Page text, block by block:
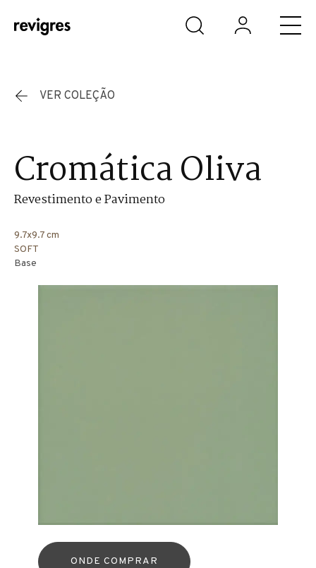
Saltar para o conteúdo principal
VER COLEÇÃO
Cromática Oliva
Revestimento e Pavimento
9.7x9.7 cm
SOFT
Base
ONDE COMPRAR